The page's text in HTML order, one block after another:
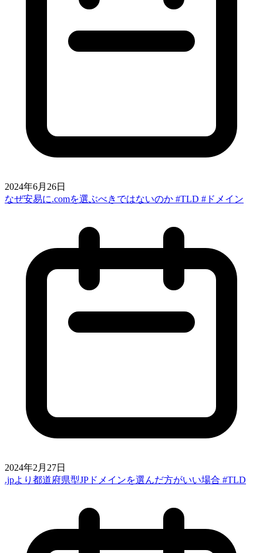
2024年6月26日
なぜ安易に.comを選ぶべきではないのか #TLD #ドメイン
2024年2月27日
.jpより都道府県型JPドメインを選んだ方がいい場合 #TLD